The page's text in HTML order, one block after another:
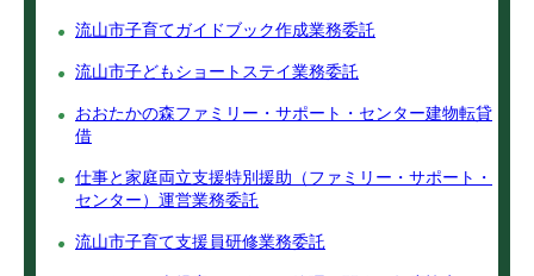
流山市子育てガイドブック作成業務委託
流山市子どもショートステイ業務委託
おおたかの森ファミリー・サポート・センター建物転貸
借
仕事と家庭両立支援特別援助（ファミリー・サポート・
センター）運営業務委託
流山市子育て支援員研修業務委託